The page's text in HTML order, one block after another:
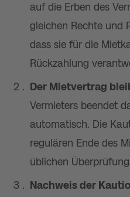
auf die Erben des
gleichen Rechte und
dass sie für die
Rückzahlung
Der Mietvertrag
Vermieters beendet
automatisch. Die
regulären Ende des
üblichen
Nachweis der